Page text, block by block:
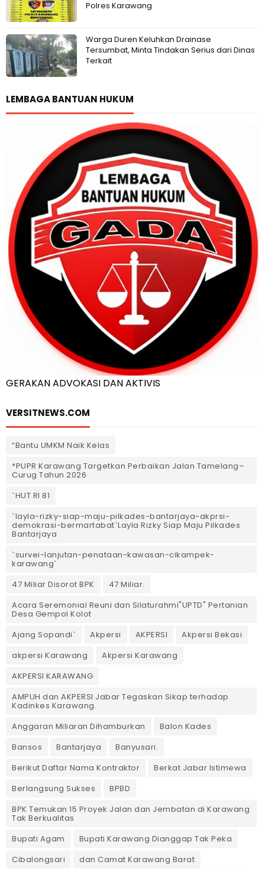
Polres Karawang
Warga Duren Keluhkan Drainase
Tersumbat, Minta Tindakan Serius dari Dinas
Terkait
LEMBAGA BANTUAN HUKUM
GERAKAN ADVOKASI DAN AKTIVIS
VERSITNEWS.COM
“Bantu UMKM Naik Kelas
*PUPR Karawang Targetkan Perbaikan Jalan Tamelang–
Curug Tahun 2026
`HUT RI 81
`layla-rizky-siap-maju-pilkades-bantarjaya-akprsi-
demokrasi-bermartabat`Layla Rizky Siap Maju Pilkades
Bantarjaya
`survei-lanjutan-penataan-kawasan-cikampek-
karawang`
47 Miliar Disorot BPK
47 Miliar.
Acara Seremonial Reuni dan Silaturahmi"UPTD" Pertanian
Desa Gempol Kolot
Ajang Sopandi`
Akpersi AKPERSI
Akpersi Bekasi
akpersi Karawang
Akpersi Karawang
AKPERSI KARAWANG
AMPUH dan AKPERSI Jabar Tegaskan Sikap terhadap
Kadinkes Karawang.
Anggaran Miliaran Dihamburkan
Balon Kades
Bansos
Bantarjaya
Banyusari.
Berikut Daftar Nama Kontraktor
Berkat Jabar Istimewa
Berlangsung Sukses
BPBD
BPK Temukan 15 Proyek Jalan dan Jembatan di Karawang
Tak Berkualitas
Bupati Agam
Bupati Karawang Dianggap Tak Peka
Cibalongsari
dan Camat Karawang Barat